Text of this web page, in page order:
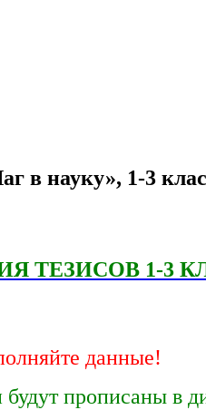
в науку», 1-3
ТЕЗИСОВ 1-3
данные!
прописаны в